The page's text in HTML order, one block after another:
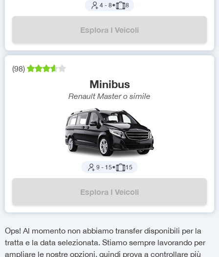
4 - 8● 8
Esplora I Veicoli
(98)
Minibus
Renault Master o simile
9 - 15● 15
Esplora I Veicoli
Ops! Al momento non abbiamo transfer disponibili per la
tratta e la data selezionata. Stiamo sempre lavorando per
ampliare le nostre opzioni, quindi prova a controllare più